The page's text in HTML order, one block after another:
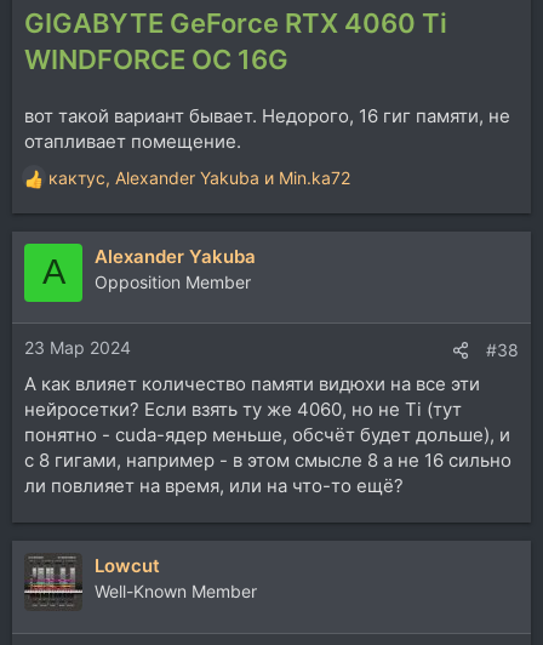
GIGABYTE GeForce RTX 4060 Ti
WINDFORCE OC 16G
вот такой вариант бывает. Недорого, 16 гиг памяти, не
отапливает помещение.
Р
е
а
и
и
:
кактус, Alexander Yakuba и Min.ka72
A Alexander Yakuba
Opposition Member
23 Мар 2024 #38
А как влияет количество памяти видюхи на все эти
нейросетки? Если взять ту же 4060, но не Ti (тут
понятно - cuda-ядер меньше, обсчёт будет дольше), и
с 8 гигами, например - в этом смысле 8 а не 16 сильно
ли повлияет на время, или на что-то ещё?
Lowcut
Well-Known Member